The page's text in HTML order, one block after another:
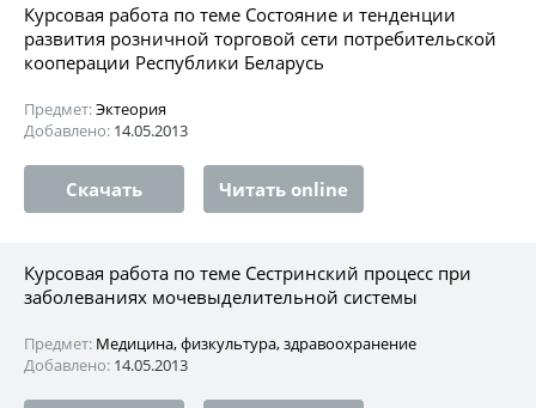
Курсовая работа по теме Состояние и тенденции
развития розничной торговой сети потребительской
кооперации Республики Беларусь
Предмет:Эктеория
Добавлено: 14.05.2013
Скачать Читать online
Курсовая работа по теме Сестринский процесс при
заболеваниях мочевыделительной системы
Предмет: Медицина, физкультура, здравоохранение
Добавлено: 14.05.2013